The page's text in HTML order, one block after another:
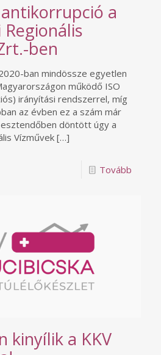
a
ben
ban mindössze egyetlen
működő ISO
irányítási rendszerrel, míg
az évben ez a szám már
döntött úgy a
Vízművek […]
Tovább
kinyílik a KKV